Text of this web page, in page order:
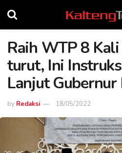
Raih WTP 8
turut, Ini
Lanjut
by Redaksi 18/05/2022